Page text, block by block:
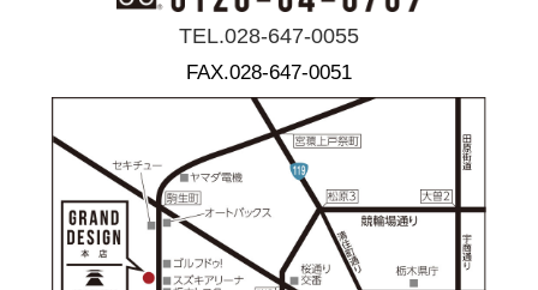
TEL.028-647-0055
FAX.028-647-0051